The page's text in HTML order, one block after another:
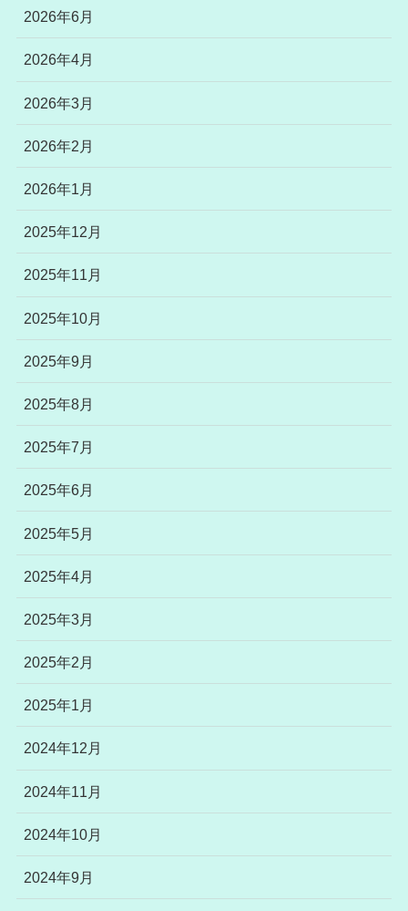
2026年6月
2026年4月
2026年3月
2026年2月
2026年1月
2025年12月
2025年11月
2025年10月
2025年9月
2025年8月
2025年7月
2025年6月
2025年5月
2025年4月
2025年3月
2025年2月
2025年1月
2024年12月
2024年11月
2024年10月
2024年9月